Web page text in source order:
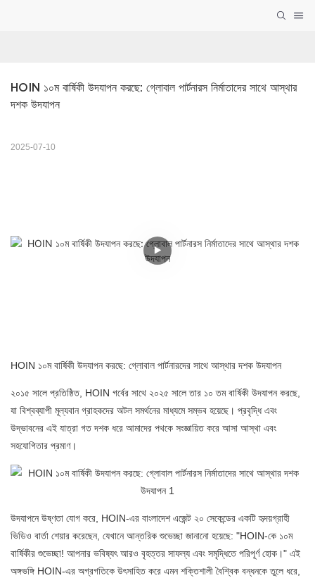
HOIN ১০ম বার্ষিকী উদযাপন করছে: গ্লোবাল পার্টনারস নির্মাতাদের সাথে আস্থার
দশক উদযাপন
2025-07-10
HOIN ১০ম বার্ষিকী উদযাপন করছে: গ্লোবাল পার্টনারদের সাথে আস্থার দশক উদযাপন
২০১৫ সালে প্রতিষ্ঠিত, HOIN গর্বের সাথে ২০২৫ সালে তার ১০ তম বার্ষিকী উদযাপন করছে,
যা বিশ্বব্যাপী মূল্যবান গ্রাহকদের অটল সমর্থনের মাধ্যমে সম্ভব হয়েছে। প্রবৃদ্ধি এবং
উদ্ভাবনের এই যাত্রা গত দশক ধরে আমাদের পথকে সংজ্ঞায়িত করে আসা আস্থা এবং
সহযোগিতার প্রমাণ।
উদযাপনে উষ্ণতা যোগ করে, HOIN-এর বাংলাদেশ এজেন্ট ২০ সেকেন্ডের একটি হৃদয়গ্রাহী
ভিডিও বার্তা শেয়ার করেছেন, যেখানে আন্তরিক শুভেচ্ছা জানানো হয়েছে: "HOIN-কে ১০ম
বার্ষিকীর শুভেচ্ছা! আপনার ভবিষ্যৎ আরও বৃহত্তর সাফল্য এবং সমৃদ্ধিতে পরিপূর্ণ হোক।" এই
অঙ্গভঙ্গি HOIN-এর অগ্রগতিকে উৎসাহিত করে এমন শক্তিশালী বৈশ্বিক বন্ধনকে তুলে ধরে,